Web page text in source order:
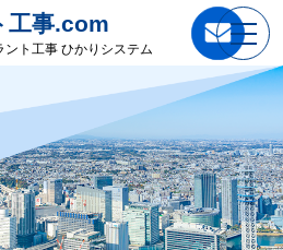
工事.com
ト工事 ひかりシステム